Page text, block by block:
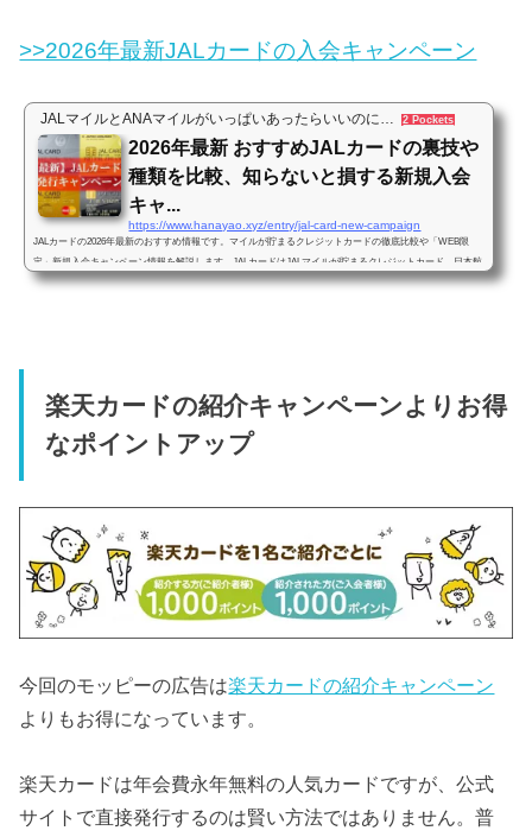
>>2026年最新JALカードの入会キャンペーン
JALマイルとANAマイルがいっぱいあったらいいのに… 2 Pockets
2026年最新 おすすめJALカードの裏技や
種類を比較、知らないと損する新規入会
キャ...
https://www.hanayao.xyz/entry/jal-card-new-campaign
JALカードの2026年最新のおすすめ情報です。マイルが貯まるクレジットカードの徹底比較や「WEB限
定」新規入会キャンペーン情報を解説します。JALカードはJALマイルが貯まるクレジットカード、日本航
空がクレジットカード会社と提携して発行しています。もし貴方がJALマイルを貯めたいと思っているの
楽天カードの紹介キャンペーンよりお得
なポイントアップ
今回のモッピーの広告は楽天カードの紹介キャンペーン
よりもお得になっています。
楽天カードは年会費永年無料の人気カードですが、公式
サイトで直接発行するのは賢い方法ではありません。普